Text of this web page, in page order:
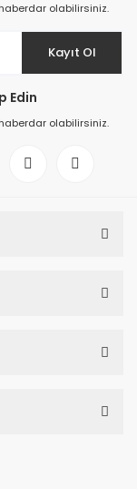
olabilirsiniz.
Kayıt Ol
Edin
olabilirsiniz.